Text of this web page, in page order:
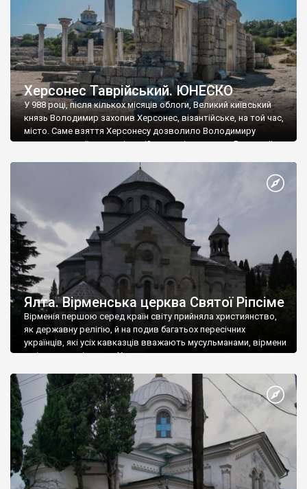
Херсонес Таврійський. ЮНЕСКО
У 988 році, після кількох місяців облоги, Великий київський
князь Володимир захопив Херсонес, візантійське, на той час,
місто. Саме взяття Херсонесу дозволило Володимиру
диктувати свої умови візантійському імператору Василю ІІ, та
Херсонесі Володимир-язичник, став Василем-християнином.
А потім було Хрещення Русі. На честь Херсонесу Таврійського
Ялта. Вірменська церква Святої Ріпсіме
Вірменія першою серед країн світу прийняла християнство,
як державну релігію, й на подив багатьох пересічних
українців, які усіх кавказців вважають мусульманами, вірмени
є відданими вірянами Христа